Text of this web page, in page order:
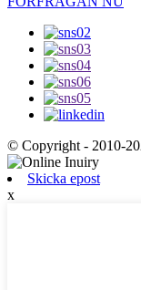
© Copyright - 2010-
Skicka epost
x